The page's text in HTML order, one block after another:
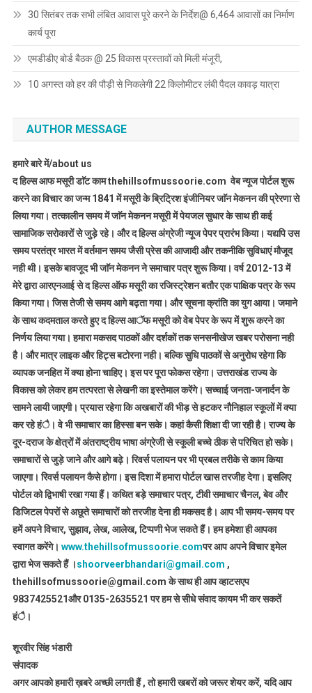
30 सितंबर तक सभी लंबित आवास पूरे करने के निर्देश@ 6,464 आवासों का निर्माण
कार्य पूरा
एमडीडीए बोर्ड बैठक @ 25 विकास प्रस्तावों को मिली मंजूरी,
10 अगस्त को हर की पौड़ी से निकलेगी 22 किलोमीटर लंबी पैदल कावड़ यात्रा
AUTHOR MESSAGE
हमारे बारे में/about us
द हिल्स आफ मसूरी डाॅट काम thehillsofmussoorie.com वेब न्यूज पोर्टल शुरू
करने का विचार का जन्म 1841 में मसूरी के ब्रिट्रिश इंजीनियर जाॅन मेकनन की प्रेरणा से
लिया गया। तत्कालीन समय में जाॅन मेकनन मसूरी में पेयजल सुधार के साथ ही कई
सामाजिक सरोकारों से जुड़े रहे। और द हिल्स अंग्रेजी न्यूज पेपर प्रारंभ किया। यद्यपि उस
समय परतंत्र भारत में वर्तमान समय जैसी प्रेस की आजादी और तकनीकि सुविधाएं मौजूद
नही थी। इसके बावजूद भी जाॅन मेकनन ने समाचार पत्र शुरू किया। वर्ष 2012-13 में
मेरे द्वारा आरएनआई से द हिल्स ऑफ मसूरी का रजिस्ट्रेशन बतौर एक पाक्षिक पत्र के रूप
किया गया। जिस तेजी से समय आगे बढ़ता गया। और सूचना क्रांति का युग आया। जमाने
के साथ कदमताल करते हुए द हिल्स आॅफ मसूरी को वेब पेपर के रूप में शुरू करने का
निर्णय लिया गया। हमारा मकसद पाठकों और दर्शकों तक सनसनीखेज खबर परोसना नही
है। और मात्र लाइक और हिट्स बटोरना नही। बल्कि सुधि पाठकों से अनुरोध रहेगा कि
व्यापक जनहित में क्या होना चाहिए। इस पर पूरा फोकस रहेगा। उत्तराखंड राज्य के
विकास को लेकर हम तत्परता से लेखनी का इस्तेमाल करेंगे। सच्चाई जनता-जनार्दन के
सामने लायी जाएगी। प्रयास रहेगा कि अखबारों की भीड़ से हटकर नौनिहाल स्कूलों में क्या
कर रहे हंै। वे भी समाचार का हिस्सा बन सके। कहां कैसी शिक्षा दी जा रही है। राज्य के
दूर-दराज के क्षेत्रों में अंतराष्ट्रीय भाषा अंग्रेजी से स्कूली बच्चे ठीक से परिचित हो सके।
समाचारों से जुड़े जाने और आगे बढ़े। रिवर्स पलायन पर भी प्रबल तरीके से काम किया
जाएगा। रिवर्स पलायन कैसे होगा। इस दिशा में हमारा पोर्टल खास तरजीह देगा। इसलिए
पोर्टल को द्विभाषी रखा गया हैं। कथित बड़े समाचार पत्र, टीवी समाचार चैनल, बेव और
डिजिटल पेपरों से अछूते समाचारों को तरजीह देना ही मकसद है। आप भी समय-समय पर
हमें अपने विचार, सुझाव, लेख, आलेख, टिप्पणी भेज सकते हैं। हम हमेशा ही आपका
स्वागत करेंगे। www.thehillsofmussoorie.comपर आप अपने विचार इमेल
द्वारा भेज सकते हैं ।shoorveerbhandari@gmail.com ,
thehillsofmussoorie@gmail.com के साथ ही आप व्हाटसएप
9837425521और 0135-2635521 पर हम से सीधे संवाद कायम भी कर सकतें
हंै।
शूरवीर सिंह भंडारी
संपादक
अगर आपको हमारी ख़बरे अच्छी लगती हैं , तो हमारी खबरों को जरूर शेयर करें, यदि आप